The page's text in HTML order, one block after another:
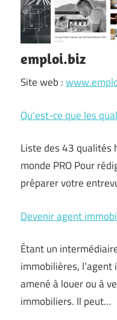
emploi.biz
Site web :
Qu’est-ce que les
Liste des 43 qualités
monde PRO Pour
préparer votre
Devenir agent
Étant un
immobilières,
amené à louer ou à
immobiliers. Il peut…